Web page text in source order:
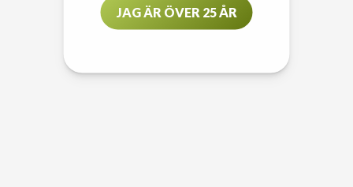
JAG ÄR ÖVER 25 ÅR